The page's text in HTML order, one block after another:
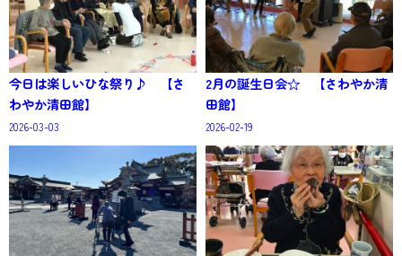
今日は楽しいひな祭り♪ 【さ
わやか清田館】
2026-03-03
2月の誕生日会☆ 【さわやか清
田館】
2026-02-19